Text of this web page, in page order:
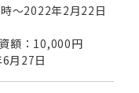
～2022年2月22日
額：10,000円
月27日